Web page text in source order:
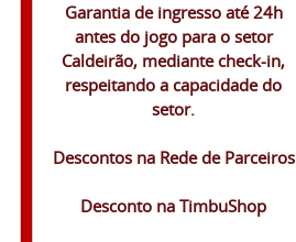
Garantia de ingresso até 24h
antes do jogo para o setor
Caldeirão, mediante check-in,
respeitando a capacidade do
setor.
Descontos na Rede de Parceiros
Desconto na TimbuShop